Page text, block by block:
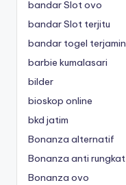
bandar Slot ovo
bandar Slot terjitu
bandar togel terjamin
barbie kumalasari
bilder
bioskop online
bkd jatim
Bonanza alternatif
Bonanza anti rungkat
Bonanza ovo